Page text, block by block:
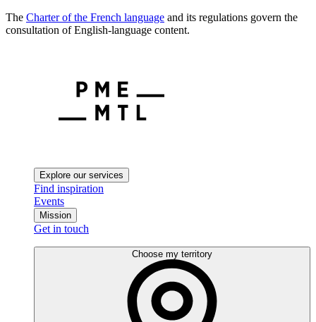
The Charter of the French language and its regulations govern the
consultation of English-language content.
Explore our services
Find inspiration
Events
Mission
Get in touch
Choose my territory